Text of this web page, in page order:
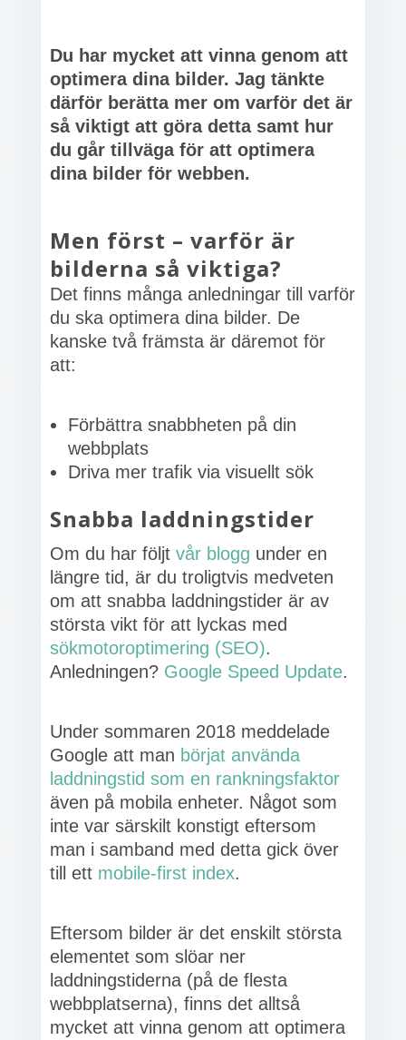
Du har mycket att vinna genom att
optimera dina bilder. Jag tänkte
därför berätta mer om varför det är
så viktigt att göra detta samt hur
du går tillväga för att optimera
dina bilder för webben.
Men först – varför är
bilderna så viktiga?
Det finns många anledningar till varför
du ska optimera dina bilder. De
kanske två främsta är däremot för
att:
Förbättra snabbheten på din
webbplats
Driva mer trafik via visuellt sök
Snabba laddningstider
Om du har följt vår blogg under en
längre tid, är du troligtvis medveten
om att snabba laddningstider är av
största vikt för att lyckas med
sökmotoroptimering (SEO).
Anledningen? Google Speed Update.
Under sommaren 2018 meddelade
Google att man börjat använda
laddningstid som en rankningsfaktor
även på mobila enheter. Något som
inte var särskilt konstigt eftersom
man i samband med detta gick över
till ett mobile-first index.
Eftersom bilder är det enskilt största
elementet som slöar ner
laddningstiderna (på de flesta
webbplatserna), finns det alltså
mycket att vinna genom att optimera